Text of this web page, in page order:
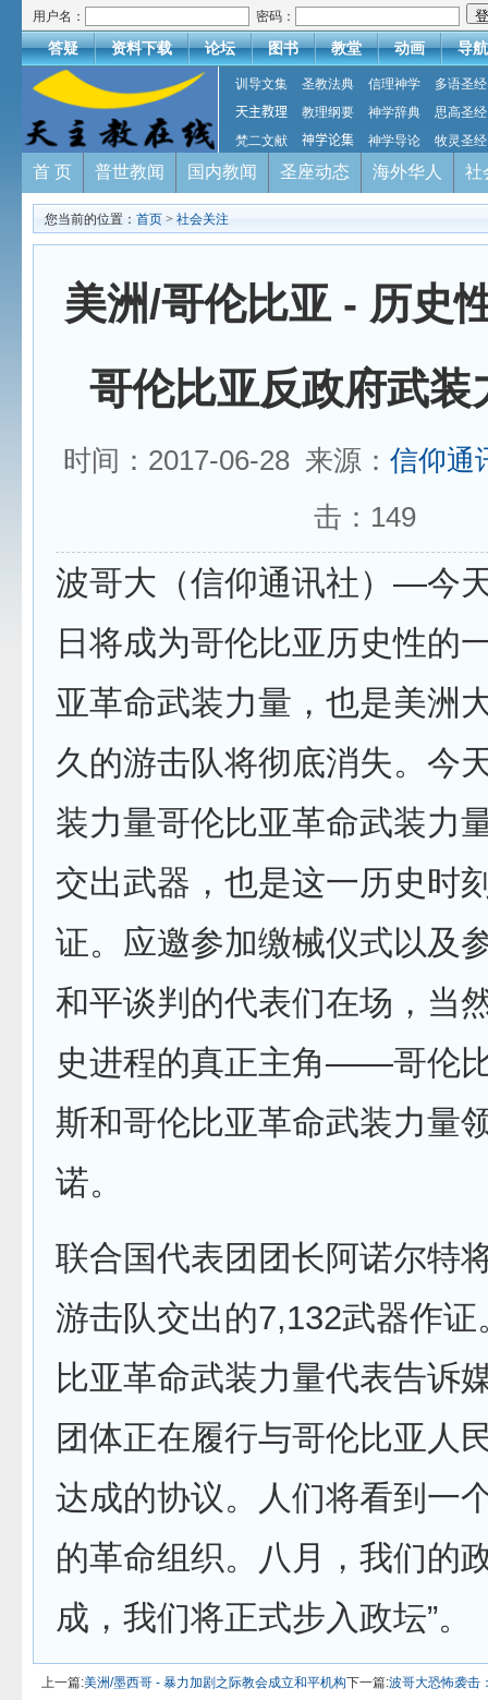
用户名： 密码：
答疑 资料下载 论坛 图书 教堂 动画 导航
训导文集 圣教法典 信理神学
多语圣经
天主教理
教理纲要 神学辞典
思高圣经
梵二文献
神学论集 神学导论 牧灵圣经
首 页 普世教闻 国内教闻 圣座动态 海外华人 社
您当前的位置： 首页 > 社会关注
美洲/哥伦比亚 - 历史
哥伦比亚反政府武装
时间：2017-06-28 来源： 信仰通
击： 149
波哥大（信仰通讯社）—今
日将成为哥伦比亚历史性的
亚革命武装力量，也是美洲
久的游击队将彻底消失。今
装力量哥伦比亚革命武装力
交出武器，也是这一历史时
证。应邀参加缴械仪式以及
和平谈判的代表们在场，当
史进程的真正主角——哥伦
斯和哥伦比亚革命武装力量
诺。
联合国代表团团长阿诺尔特
游击队交出的7,132武器作证
比亚革命武装力量代表告诉
团体正在履行与哥伦比亚人
达成的协议。人们将看到一
的革命组织。八月，我们的
成，我们将正式步入政坛”。
上一篇:美洲/墨西哥 - 暴力加剧之际教会成立和平机构下一篇:波哥大恐怖袭击